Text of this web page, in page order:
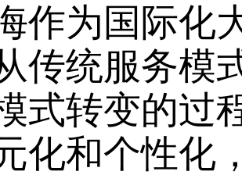
海作为国际化
传统服务模
式转变的过
化和个性化